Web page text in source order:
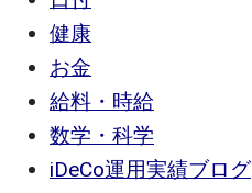
健康
お金
給料・時給
数学・科学
iDeCo運用実績ブログ